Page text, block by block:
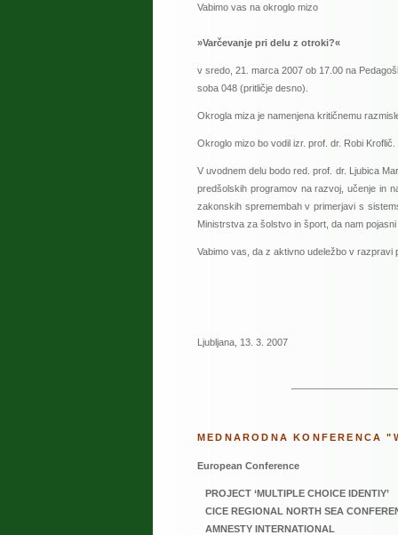
Vabimo vas na okroglo mizo
»Varčevanje pri delu z otroki?«
v sredo, 21. marca 2007 ob 17.00 na
soba 048 (pritličje desno).
Okrogla miza je namenjena kritičnemu
Okroglo mizo bo vodil izr. prof. dr. Robi Kroflič.
V uvodnem delu bodo red. prof. dr. Ljubica
predšolskih programov na razvoj, učenje in
zakonskih spremembah v primerjavi s
Ministrstva za šolstvo in šport, da nam
Vabimo vas, da z aktivno udeležbo v razpravi
Ljubljana, 13. 3. 2007
MEDNARODNA KONFERENCA
European Conference
PROJECT ‘MULTIPLE CHOICE IDENTIY’
CICE REGIONAL NORTH SEA
AMNESTY INTERNATIONAL